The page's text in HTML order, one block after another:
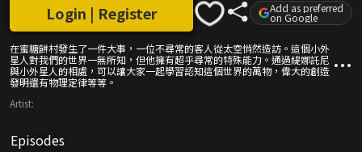
在蜜糖餅村發生了一件大事，一位不尋常的客人從太空悄然造訪。這個小外
星人對我們的世界一無所知，但他擁有超乎尋常的特殊能力。通過緹娜託尼
與小外星人的相處，可以讓大家一起學習認知這個世界的萬物，偉大的創造
發明還有物理定律等等。
Login | Register Add as preferred
on Google
Artist:
Episodes